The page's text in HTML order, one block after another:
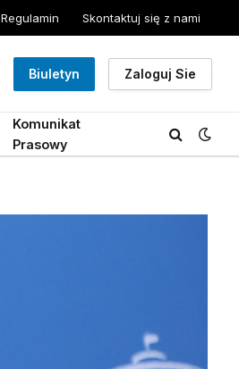
Regulamin Skontaktuj się z nami
Biuletyn Zaloguj Sie
Komunikat
Prasowy